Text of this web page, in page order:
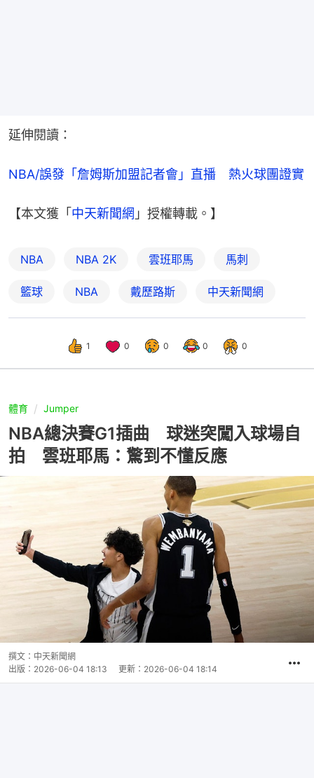
延伸閱讀：
NBA/誤發「詹姆斯加盟記者會」直播　熱火球團證實
【本文獲「中天新聞網 」授權轉載。】
NBA NBA 2K 雲班耶馬 馬刺
籃球 NBA 戴歷路斯 中天新聞網
1 0 0 0 0
體育 Jumper
NBA總決賽G1插曲 球迷突闖入球場自
拍 雲班耶馬：驚到不懂反應
撰文： 中天新聞網
出版： 2026-06-04 18:13 更新： 2026-06-04 18:14